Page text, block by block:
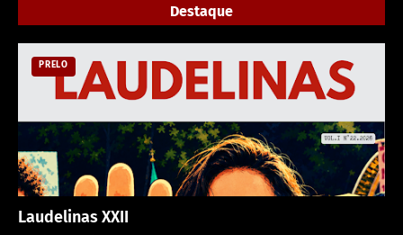
Destaque
PRELO
Laudelinas XXII